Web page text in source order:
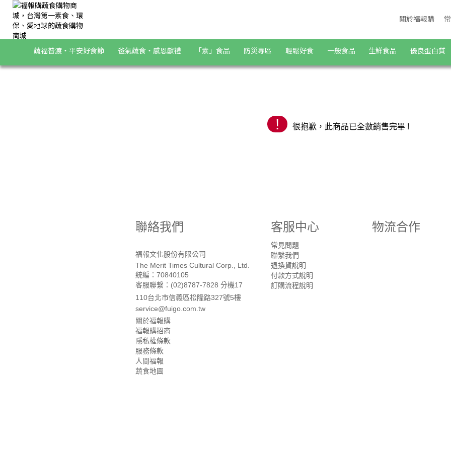
福報購蔬食購物商城，台灣第一素食、環保、愛地球的蔬食購物商城 | 福報購蔬食購物商城
關於福報購
蔬福普渡・平安好食節 爸氣蔬食・感恩獻禮 「素」食品 防災專區 輕鬆好食 一般食品 生鮮食品 優良蛋白質
! 很抱歉，此商品已全數銷售完畢 !
聯絡我們
福報文化股份有限公司
The Merit Times Cultural Corp., Ltd.
統編：70840105
客服聯繫：(02)8787-7828 分機17
110台北市信義區松隆路327號5樓
service@fuigo.com.tw
關於福報購
福報購招商
隱私權條款
服務條款
人間福報
蔬食地圖
客服中心
常見問題
聯繫我們
退換貨說明
付款方式說明
訂購流程說明
物流合作